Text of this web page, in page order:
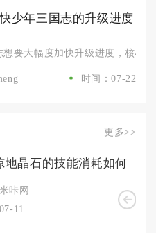
少年三国志的升级进度
想要大幅度加快升级进度，核心
时间：07-22
更多>>
地晶石的技能消耗如何
咔网
11